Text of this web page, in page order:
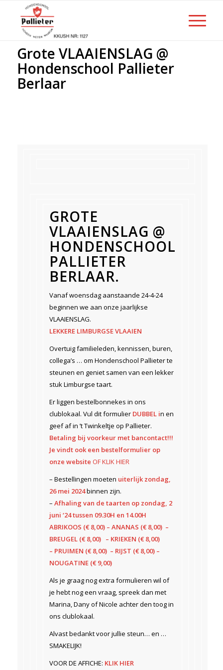
Grote VLAAIENSLAG @
Hondenschool Pallieter
Berlaar
GROTE
VLAAIENSLAG @
HONDENSCHOOL
PALLIETER
BERLAAR.
Vanaf woensdag aanstaande 24-4-24
beginnen we aan onze jaarlijkse
VLAAIENSLAG.
LEKKERE LIMBURGSE VLAAIEN
Overtuig familieleden, kennissen, buren,
collega’s … om Hondenschool Pallieter te
steunen en geniet samen van een lekker
stuk Limburgse taart.
Er liggen bestelbonnekes in ons
clublokaal. Vul dit formulier DUBBEL in en
geef af in ’t Twinkeltje op Pallieter.
Betaling bij voorkeur met bancontact!!!
Je vindt ook een bestelformulier op
onze website OF KLIK HIER
– Bestellingen moeten uiterlijk zondag,
26 mei 2024binnen zijn.
– Afhaling van de taarten op zondag, 2
juni ‘24 tussen 09.30H en 14.00H
ABRIKOOS (€ 8,00) – ANANAS (€ 8,00) –
BREUGEL (€ 8,00) – KRIEKEN (€ 8,00)
– PRUIMEN (€ 8,00) – RIJST (€ 8,00) –
NOUGATINE (€ 9,00)
Als je graag nog extra formulieren wil of
je hebt nog een vraag, spreek dan met
Marina, Dany of Nicole achter den toog in
ons clublokaal.
Alvast bedankt voor jullie steun… en …
SMAKELIJK!
VOOR DE AFFICHE: KLIK HIER